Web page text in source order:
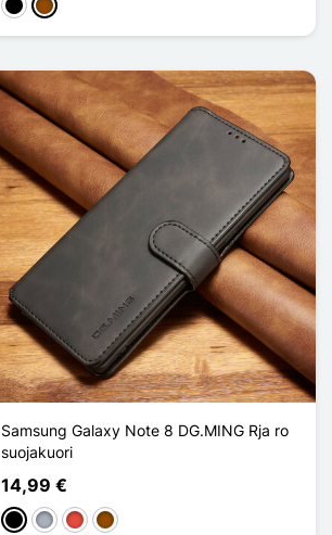
MustaRuskea
Samsung Galaxy Note 8 DG.MING Rja ro
suojakuori
14,99 €
MustaHarmaaPunainen
Ruskea